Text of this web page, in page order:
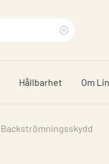
sökfras
Hållbarhet Om
Backströmningsskydd